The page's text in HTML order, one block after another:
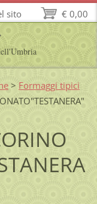
> Formaggi tipici
€ 0,00
sito